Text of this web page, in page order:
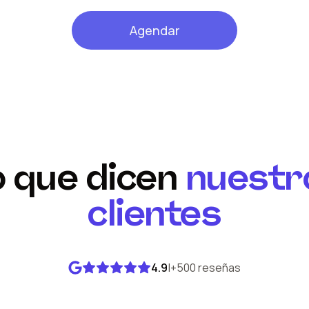
Agendar
que dicen
clientes
4.9|+500 reseñas